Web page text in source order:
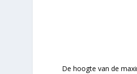
De hoogte van de